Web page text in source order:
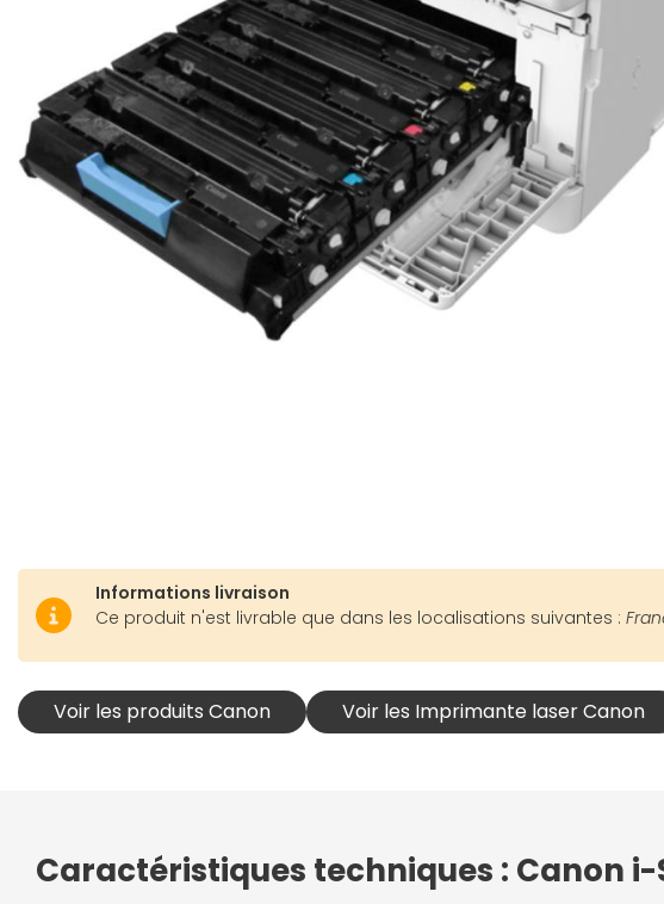
Informations livraison
Ce produit n'est livrable que dans les localisations suivantes :
Voir les produits Canon Voir les Imprimante laser Canon
Caractéristiques techniques : Canon i-